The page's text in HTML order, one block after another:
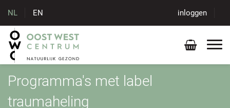
NL EN inloggen
Programma's met label
traumaheling